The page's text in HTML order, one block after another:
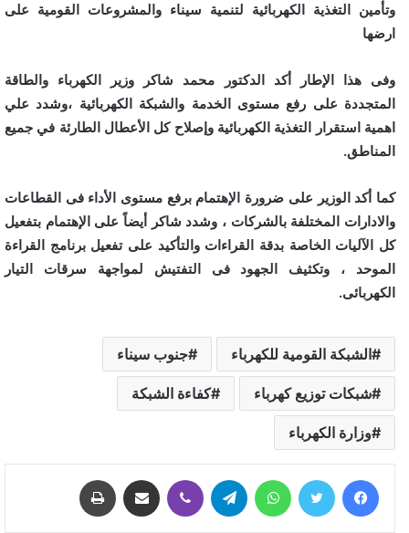
وتأمين التغذية الكهربائية لتنمية سيناء والمشروعات القومية على
ارضها
وفى هذا الإطار أكد الدكتور محمد شاكر وزير الكهرباء والطاقة
المتجددة على رفع مستوى الخدمة والشبكة الكهربائية ،وشدد علي
اهمية استقرار التغذية الكهربائية وإصلاح كل الأعطال الطارئة في جميع
المناطق.
كما أكد الوزير على ضرورة الإهتمام برفع مستوى الأداء فى القطاعات
والادارات المختلفة بالشركات ، وشدد شاكر أيضاً على الإهتمام بتفعيل
كل الآليات الخاصة بدقة القراءات والتأكيد على تفعيل برنامج القراءة
الموحد ، وتكثيف الجهود فى التفتيش لمواجهة سرقات التيار
الكهربائى.
الشبكة القومية للكهرباء جنوب سيناء
شبكات توزيع كهرباء كفاءة الشبكة
وزارة الكهرباء
فيسبوك تويتر واتساب تيلقرام ڤايبر مشاركة عبر البريد